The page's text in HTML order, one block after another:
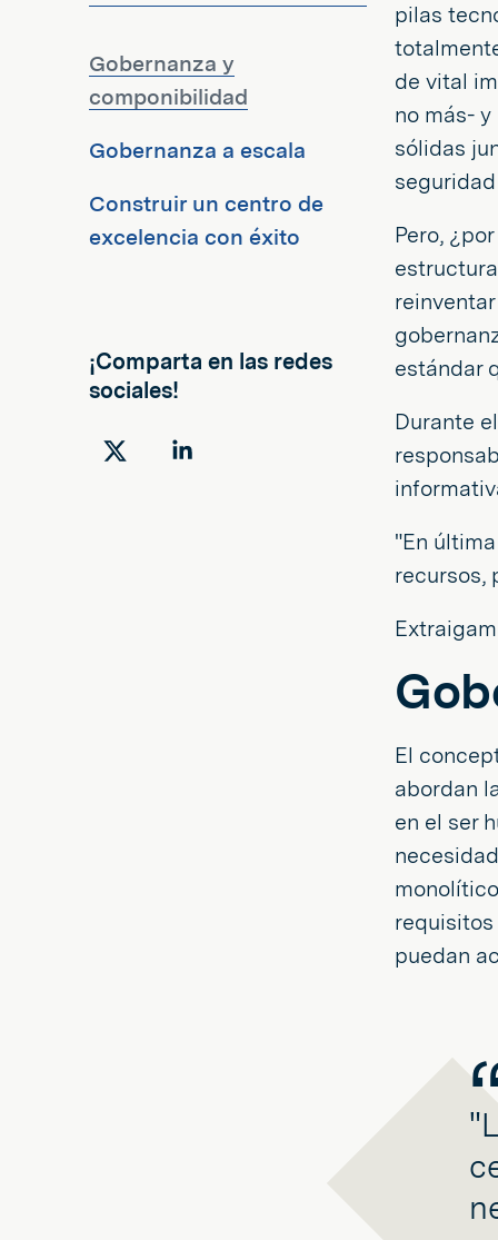
Gobernanza y
componibilidad
Gobernanza a escala
Construir un centro de
excelencia con éxito
¡Comparta en las redes
sociales!
CompartirCompartir
pilas
de vital
no más-
sólidas
Pero,
estándar
Durante
"En
recursos,
El
abordan
en el ser
puedan